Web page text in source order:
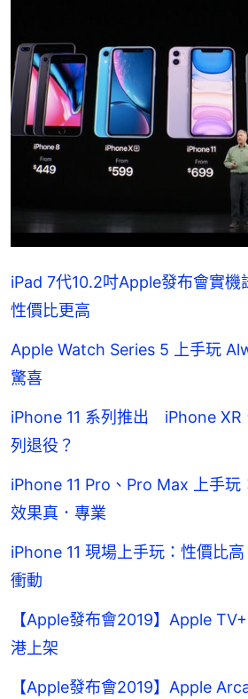
iPad 7代10.2吋Apple發布會實
性價比更高
Apple Watch Series 5 上手玩
驚喜
iPhone 11 系列推出 iPhone XR
列退役？
iPhone 11 Pro、Pro Max 上手玩
效果真．專業
iPhone 11 現場上手玩：性價比
衝動
【Apple發布會2019】Apple
港上架
【Apple發布會2019】Apple